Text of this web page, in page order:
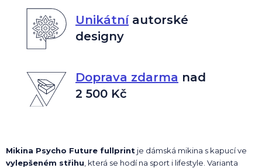
Unikátníautorské
designy
Doprava zdarma nad
2 500 Kč
Mikina Psycho Future fullprint je dámská mikina s kapucí ve
vylepšeném střihu , která se hodí na sport i lifestyle. Varianta